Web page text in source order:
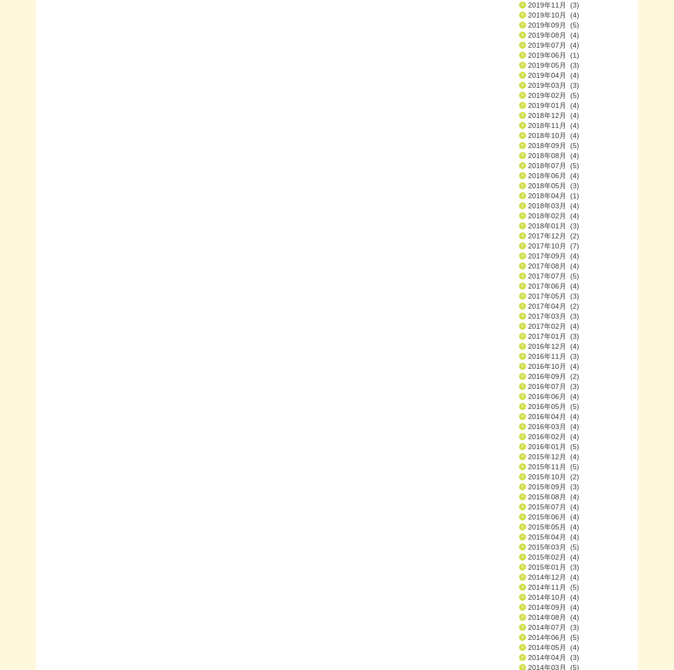
2019年11月 (3)
2019年10月 (4)
2019年09月 (5)
2019年08月 (4)
2019年07月 (4)
2019年06月 (1)
2019年05月 (3)
2019年04月 (4)
2019年03月 (3)
2019年02月 (5)
2019年01月 (4)
2018年12月 (4)
2018年11月 (4)
2018年10月 (4)
2018年09月 (5)
2018年08月 (4)
2018年07月 (5)
2018年06月 (4)
2018年05月 (3)
2018年04月 (1)
2018年03月 (4)
2018年02月 (4)
2018年01月 (3)
2017年12月 (2)
2017年10月 (7)
2017年09月 (4)
2017年08月 (4)
2017年07月 (5)
2017年06月 (4)
2017年05月 (3)
2017年04月 (2)
2017年03月 (3)
2017年02月 (4)
2017年01月 (3)
2016年12月 (4)
2016年11月 (3)
2016年10月 (4)
2016年09月 (2)
2016年07月 (3)
2016年06月 (4)
2016年05月 (5)
2016年04月 (4)
2016年03月 (4)
2016年02月 (4)
2016年01月 (5)
2015年12月 (4)
2015年11月 (5)
2015年10月 (2)
2015年09月 (3)
2015年08月 (4)
2015年07月 (4)
2015年06月 (4)
2015年05月 (4)
2015年04月 (4)
2015年03月 (5)
2015年02月 (4)
2015年01月 (3)
2014年12月 (4)
2014年11月 (5)
2014年10月 (4)
2014年09月 (4)
2014年08月 (4)
2014年07月 (3)
2014年06月 (5)
2014年05月 (4)
2014年04月 (3)
2014年03月 (5)